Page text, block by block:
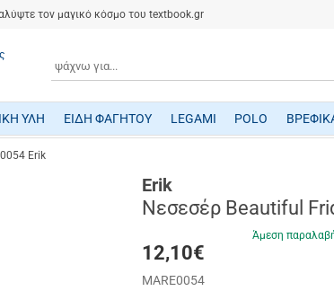
τον μαγικό κόσμο του textbook.gr
ΥΛΗ ΕΙΔΗ ΦΑΓΗΤΟΥ LEGAMI POLO
Erik
Erik
Νεσεσέρ Beautiful
Άμεση
12,10€
MARE0054